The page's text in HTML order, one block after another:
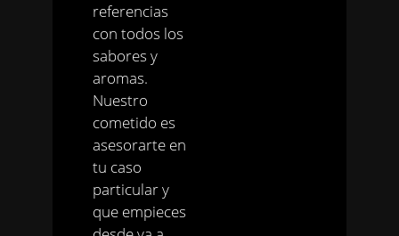
referencias
con todos los
sabores y
aromas.
Nuestro
cometido es
asesorarte en
tu caso
particular y
que empieces